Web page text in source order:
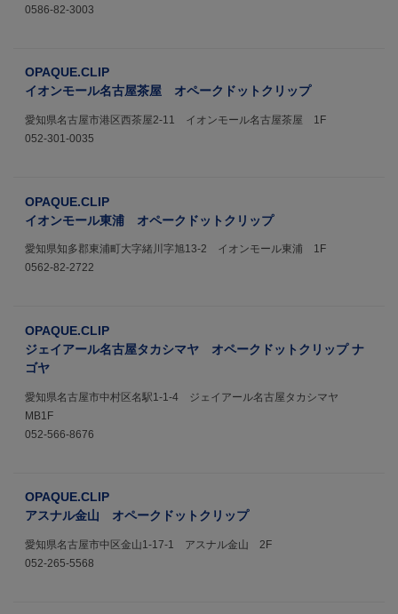
0586-82-3003
OPAQUE.CLIP
イオンモール名古屋茶屋 オペークドットクリップ
愛知県名古屋市港区西茶屋2-11 イオンモール名古屋茶屋 1F
052-301-0035
OPAQUE.CLIP
イオンモール東浦 オペークドットクリップ
愛知県知多郡東浦町大字緒川字旭13-2 イオンモール東浦 1F
0562-82-2722
OPAQUE.CLIP
ジェイアール名古屋タカシマヤ オペークドットクリップ ナ
ゴヤ
愛知県名古屋市中村区名駅1-1-4 ジェイアール名古屋タカシマヤ
MB1F
052-566-8676
OPAQUE.CLIP
アスナル金山 オペークドットクリップ
愛知県名古屋市中区金山1-17-1 アスナル金山 2F
052-265-5568